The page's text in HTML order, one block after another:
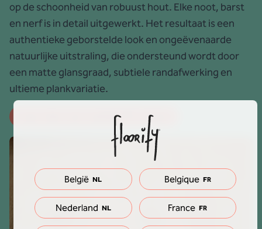
op de schoonheid van robuust hout. Elke noot, barst
en nerf is in detail uitgewerkt. Het resultaat is een
authentieke geborstelde look en ongeëvenaarde
natuurlijke uitstraling, die ondersteund wordt door
een matte glansgraad, subtiele randafwerking en
ultieme plankvariatie.
Lees meer over rustieke PVC vloeren
België NL Belgique FR
Nederland NL France FR